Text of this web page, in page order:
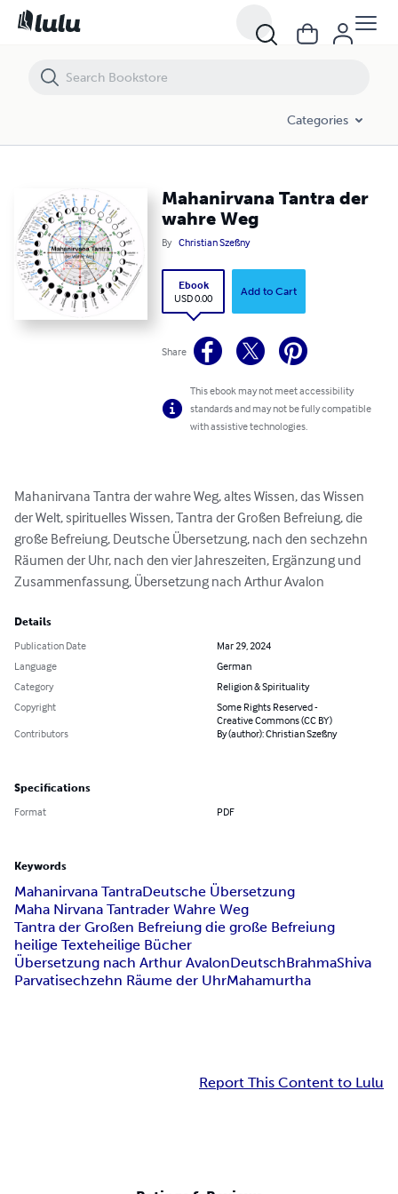
Categories
Mahanirvana Tantra der
wahre Weg
By Christian Szeßny
Ebook
USD 0.00
Add to Cart
Share
This ebook may not meet accessibility
standards and may not be fully compatible
with assistive technologies.
Mahanirvana Tantra der wahre Weg, altes Wissen, das Wissen
der Welt, spirituelles Wissen, Tantra der Großen Befreiung, die
große Befreiung, Deutsche Übersetzung, nach den sechzehn
Räumen der Uhr, nach den vier Jahreszeiten, Ergänzung und
Zusammenfassung, Übersetzung nach Arthur Avalon
Details
Publication Date
Mar 29, 2024
Language
German
Category
Religion & Spirituality
Copyright
Some Rights Reserved -
Creative Commons (CC BY)
Contributors
By (author): Christian Szeßny
Specifications
Format PDF
Keywords
Mahanirvana TantraDeutsche Übersetzung
Maha Nirvana Tantrader Wahre Weg
Tantra der Großen Befreiung die große Befreiung
heilige Texteheilige Bücher
Übersetzung nach Arthur AvalonDeutschBrahmaShiva
Parvatisechzehn Räume der UhrMahamurtha
Report This Content to Lulu
Mahanirvana Tantra der wahre Weg